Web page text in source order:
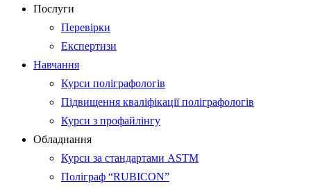
Послуги
Перевірки
Експертизи
Навчання
Курси поліграфологів
Підвищення кваліфікації поліграфологів
Курси з профайлінгу
Обладнання
Курси за стандартами ASTM
Поліграф “RUBICON”